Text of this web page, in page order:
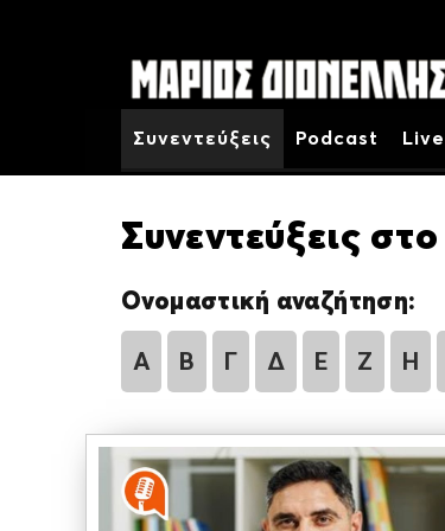
Συνεντεύξεις Podcast
Συνεντεύξεις
Ονομαστική αναζήτηση:
Α Β Γ Δ Ε Ζ Η